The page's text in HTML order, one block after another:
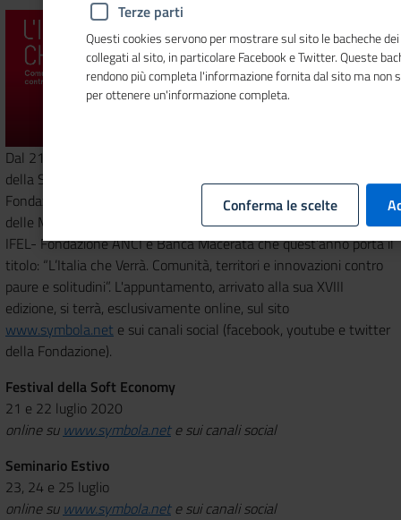
Dal 21 al 25 luglio ritorna l'appuntamento annuale con il Festival
della Soft Economy e Seminario estivo promosso dalla
Fondazione Symbola, con Unioncamere, la Camera di commercio
delle Marche, la Regione Marche, il Sacro Convento di Assisi,
IFEL- Fondazione ANCI e Banca Macerata che quest’anno porta il
titolo: “L’Italia che Verrà. Comunità, territori e innovazioni contro
paure e solitudini”. L'appuntamento, arrivato alla sua XVIII
edizione, si terrà, esclusivamente online, sul sito
www.symbola.net e sui canali social (facebook, youtube e twitter
della Fondazione).
Festival della Soft Economy
21 e 22 luglio 2020
online su www.symbola.nete sui canali social
Seminario Estivo
23, 24 e 25 luglio
online su www.symbola.nete sui canali social
Terze parti
Questi cookies servono per mostrare sul sito le bacheche
collegati al sito, in particolare Facebook e Twitter. Queste
rendono più completa l'informazione fornita dal sito ma non
per ottenere un'informazione completa.
Conferma le scelte